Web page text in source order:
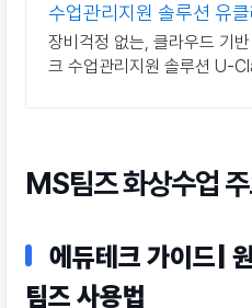
수업관리지원 솔루션 유클
듀테크 수업관리솔루션
장비걱정 없는, 클라우드 기반
크 수업관리지원 솔루션 U-
MS팀즈 화상수업
에듀테크 가이드|
팀즈 사용법